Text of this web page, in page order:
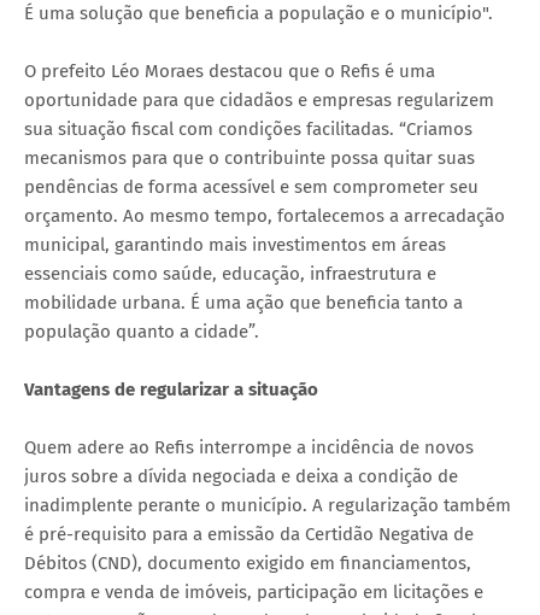
É uma solução que beneficia a população e o município".
O prefeito Léo Moraes destacou que o Refis é uma
oportunidade para que cidadãos e empresas regularizem
sua situação fiscal com condições facilitadas. “Criamos
mecanismos para que o contribuinte possa quitar suas
pendências de forma acessível e sem comprometer seu
orçamento. Ao mesmo tempo, fortalecemos a arrecadação
municipal, garantindo mais investimentos em áreas
essenciais como saúde, educação, infraestrutura e
mobilidade urbana. É uma ação que beneficia tanto a
população quanto a cidade”.
Vantagens de regularizar a situação
Quem adere ao Refis interrompe a incidência de novos
juros sobre a dívida negociada e deixa a condição de
inadimplente perante o município. A regularização também
é pré-requisito para a emissão da Certidão Negativa de
Débitos (CND), documento exigido em financiamentos,
compra e venda de imóveis, participação em licitações e